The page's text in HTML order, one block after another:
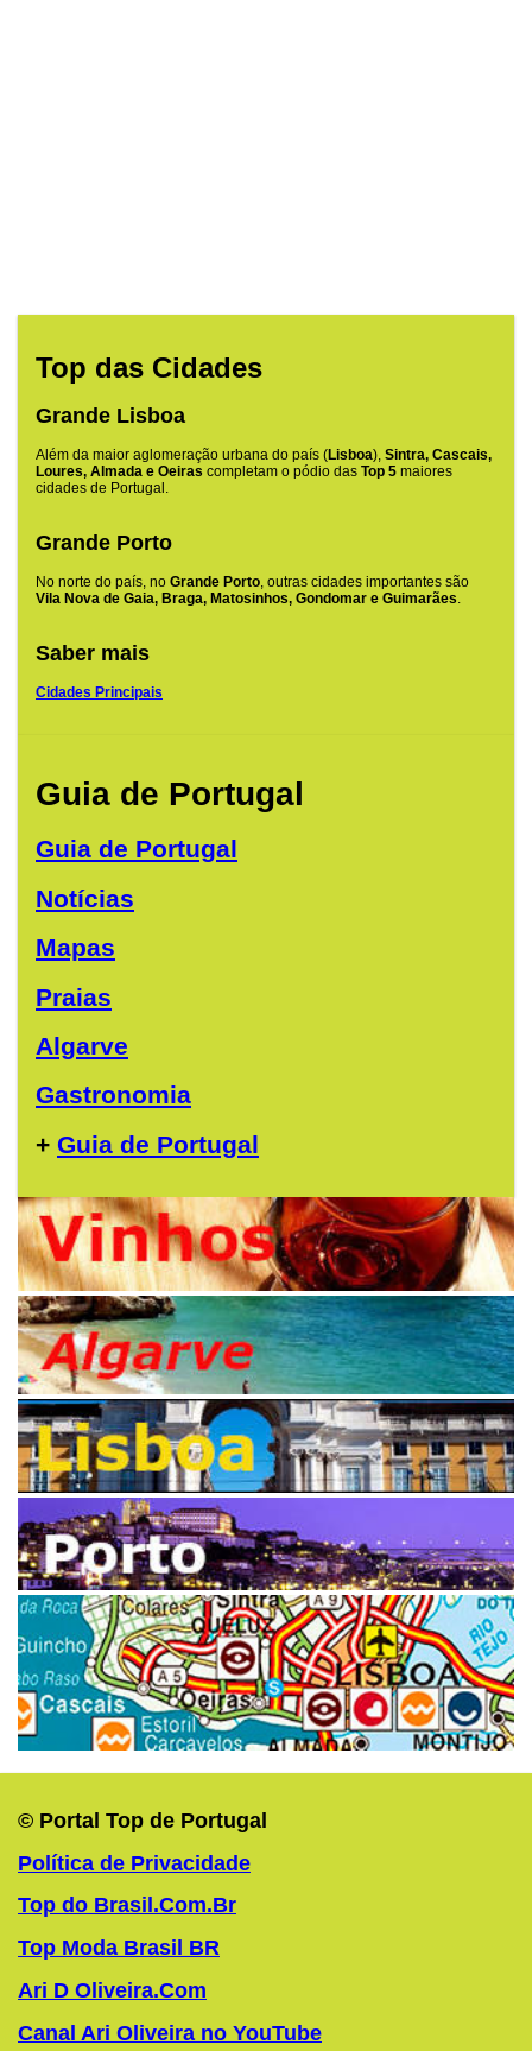
Top das Cidades
Grande Lisboa
Além da maior aglomeração urbana do país (Lisboa), Sintra, Cascais,
Loures, Almada e Oeiras completam o pódio das Top 5 maiores
cidades de Portugal.
Grande Porto
No norte do país, no Grande Porto, outras cidades importantes são
Vila Nova de Gaia, Braga, Matosinhos, Gondomar e Guimarães.
Saber mais
Cidades Principais
Guia de Portugal
Guia de Portugal
Notícias
Mapas
Praias
Algarve
Gastronomia
+ Guia de Portugal
© Portal Top de Portugal
Política de Privacidade
Top do Brasil.Com.Br
Top Moda Brasil BR
Ari D Oliveira.Com
Canal Ari Oliveira no YouTube